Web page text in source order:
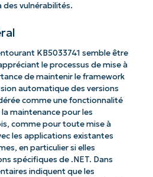
des vulnérabilités.
KB5033741 semble être
le processus de mise à
de maintenir le framework
automatique des versions
comme une fonctionnalité
maintenance pour les
comme pour toute mise à
les applications existantes
en particulier si elles
spécifiques de .NET. Dans
indiquent que les